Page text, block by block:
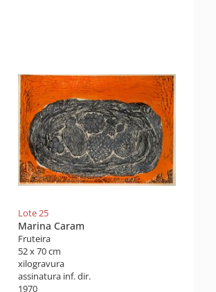
Lote 25
Marina Caram
Fruteira
52 x 70 cm
xilogravura
assinatura inf. dir.
1970